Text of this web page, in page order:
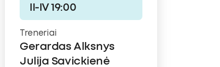
II-IV 19:00
Treneriai
Gerardas Alksnys
Julija Savickienė